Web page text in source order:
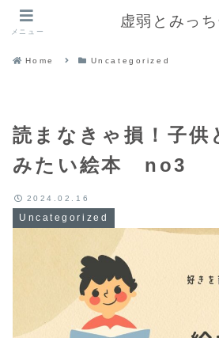
Home Uncategorized
読まなきゃ損！子供
みたい絵本 no3
Uncategorized
2024.02.16
メニュー
虚弱とみっ